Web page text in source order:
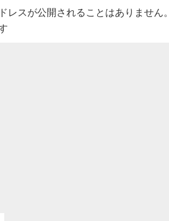
レスが公開されることはありません。